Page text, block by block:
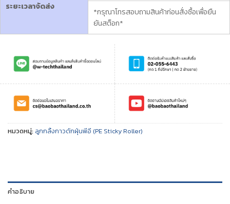
ระยะเวลาจัดส่ง
*กรุณาโทรสอบถามสินค้าก่อนสั่งซื้อเพื่อยืน
ยันสต็อก*
หมวดหมู่: ลูกกลิ้งกาวดักฝุ่นพีอี (PE Sticky Roller)
คำอธิบาย